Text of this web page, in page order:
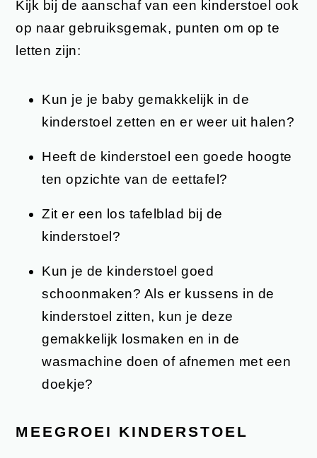
Kijk bij de aanschaf van een kinderstoel ook
op naar gebruiksgemak, punten om op te
letten zijn:
Kun je je baby gemakkelijk in de
kinderstoel zetten en er weer uit halen?
Heeft de kinderstoel een goede hoogte
ten opzichte van de eettafel?
Zit er een los tafelblad bij de
kinderstoel?
Kun je de kinderstoel goed
schoonmaken? Als er kussens in de
kinderstoel zitten, kun je deze
gemakkelijk losmaken en in de
wasmachine doen of afnemen met een
doekje?
MEEGROEI KINDERSTOEL